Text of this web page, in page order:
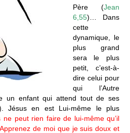
Père (Jean
6,55)… Dans
cette
dynamique, le
plus grand
sera le plus
petit, c’est-à-
dire celui pour
qui l’Autre
un enfant qui attend tout de ses
Jésus en est Lui-même le plus
ne peut rien faire de lui-même qu’il
de moi que je suis doux et